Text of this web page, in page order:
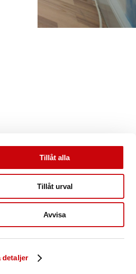
detaljer
Tillåt alla
Tillåt urval
Avvisa